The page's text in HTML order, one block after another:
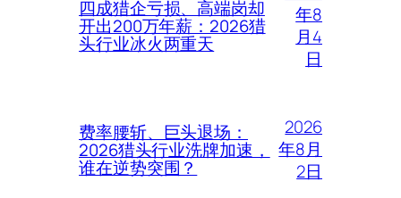
四成猎企亏损、高端岗却
开出200万年薪：2026猎
头行业冰火两重天
年8
月4
日
费率腰斩、巨头退场：
2026猎头行业洗牌加速，
谁在逆势突围？
2026
年8月
2日